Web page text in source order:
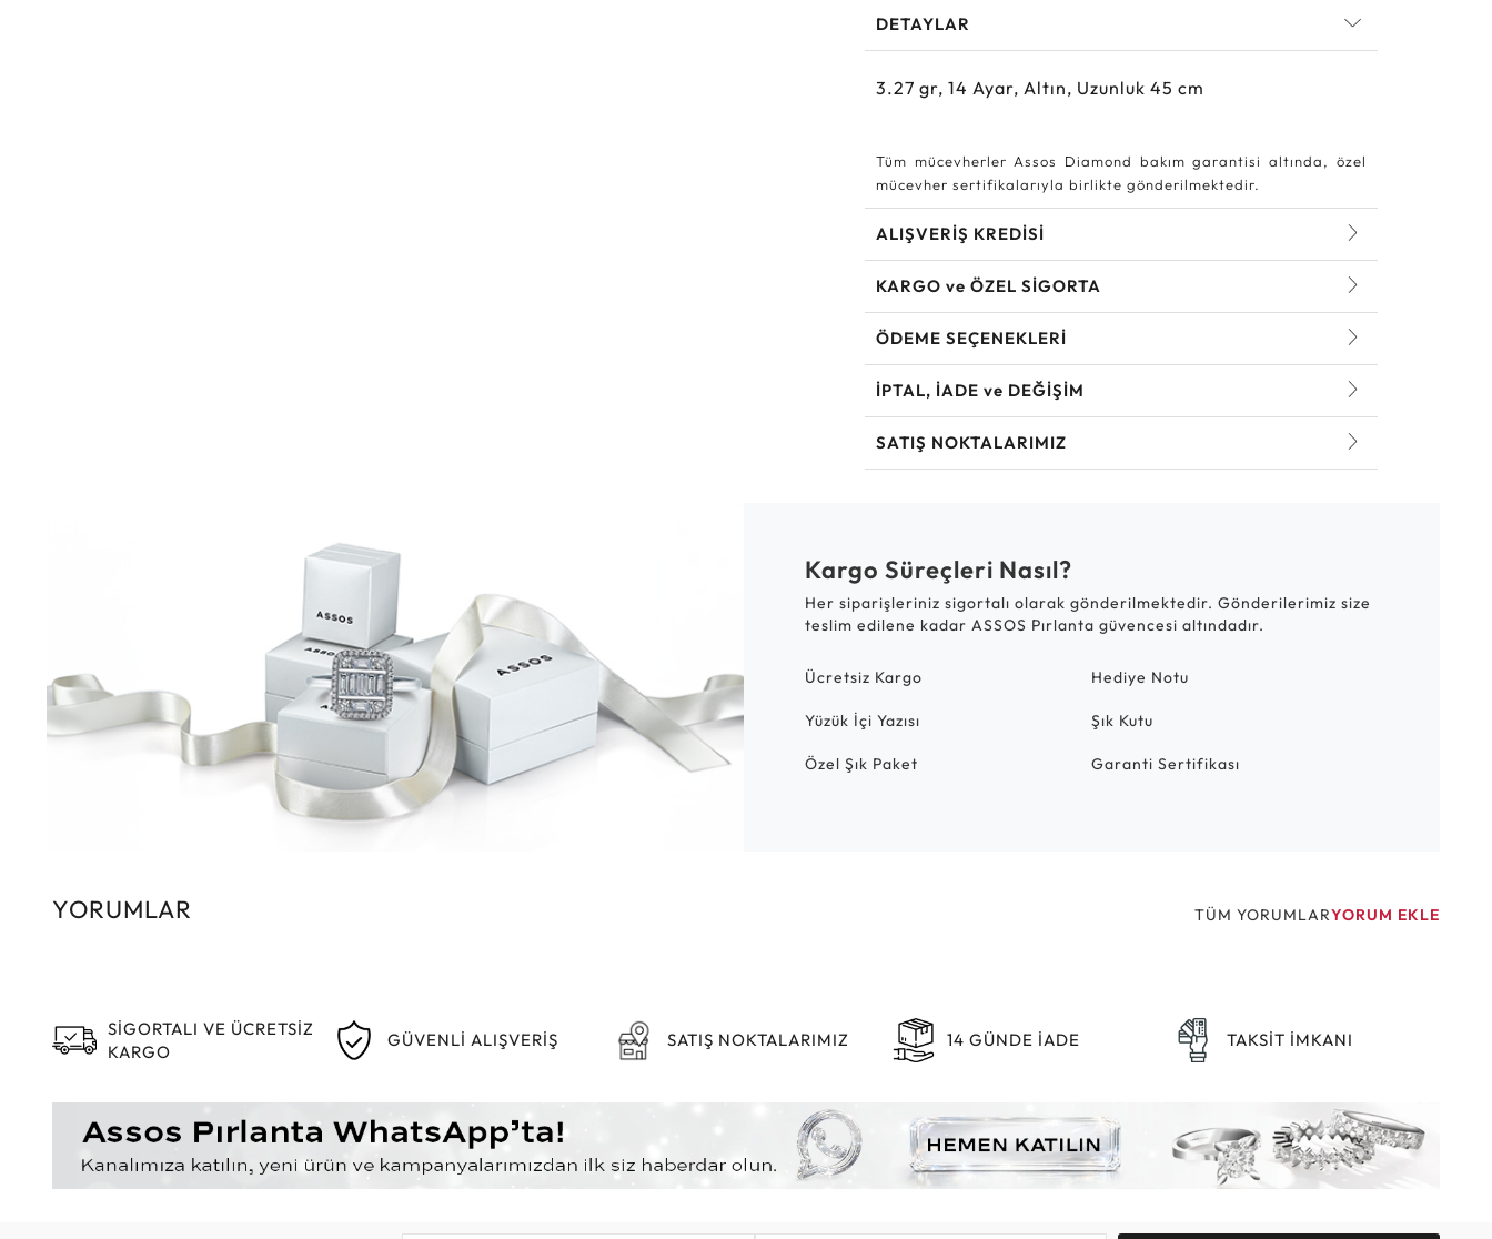
DETAYLAR
3.27gr,14Ayar, Altın, Uzunluk 45 cm
Tüm mücevherler Assos Diamond bakım garantisi altında, özel
mücevher sertifikalarıyla birlikte gönderilmektedir.
ALIŞVERİŞ KREDİSİ
KARGO ve ÖZEL SİGORTA
ÖDEME SEÇENEKLERİ
İPTAL, İADE ve DEĞİŞİM
SATIŞ NOKTALARIMIZ
Kargo Süreçleri Nasıl?
Her siparişleriniz sigortalı olarak gönderilmektedir. Gönderilerimiz size
teslim edilene kadar ASSOS Pırlanta güvencesi altındadır.
Ücretsiz Kargo Hediye Notu
Yüzük İçi Yazısı Şık Kutu
Özel Şık Paket Garanti Sertifikası
YORUMLAR TÜM YORUMLARYORUM EKLE
SİGORTALI VE ÜCRETSİZ
KARGO
GÜVENLİ ALIŞVERİŞ SATIŞ NOKTALARIMIZ 14 GÜNDE İADE TAKSİT İMKANI